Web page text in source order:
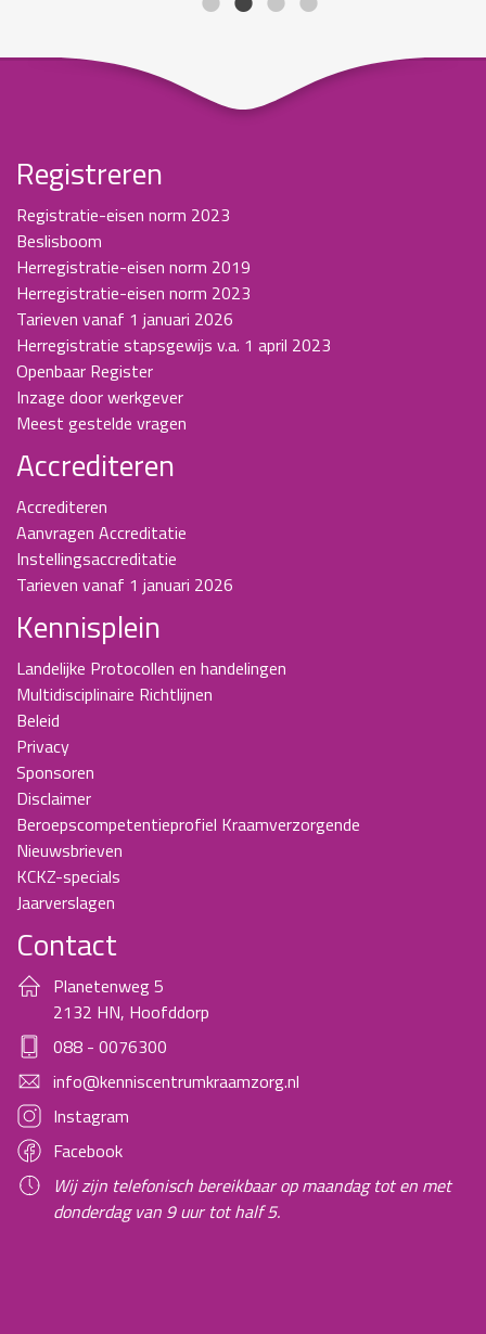
Registreren
Registratie-eisen norm 2023
Beslisboom
Herregistratie-eisen norm 2019
Herregistratie-eisen norm 2023
Tarieven vanaf 1 januari 2026
Herregistratie stapsgewijs v.a. 1 april 2023
Openbaar Register
Inzage door werkgever
Meest gestelde vragen
Accrediteren
Accrediteren
Aanvragen Accreditatie
Instellingsaccreditatie
Tarieven vanaf 1 januari 2026
Kennisplein
Landelijke Protocollen en handelingen
Multidisciplinaire Richtlijnen
Beleid
Privacy
Sponsoren
Disclaimer
Beroepscompetentieprofiel Kraamverzorgende
Nieuwsbrieven
KCKZ-specials
Jaarverslagen
Contact
Planetenweg 5
2132 HN, Hoofddorp
088 - 0076300
info@kenniscentrumkraamzorg.nl
Instagram
Facebook
Wij zijn telefonisch bereikbaar op maandag tot en met
donderdag van 9 uur tot half 5.